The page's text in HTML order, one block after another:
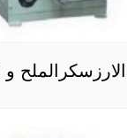
الارزسكرالملح و